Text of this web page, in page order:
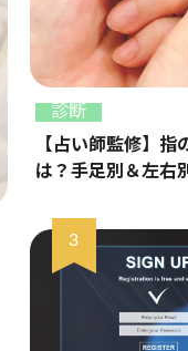
診断
【占い師監修】指
は？手足別＆左右